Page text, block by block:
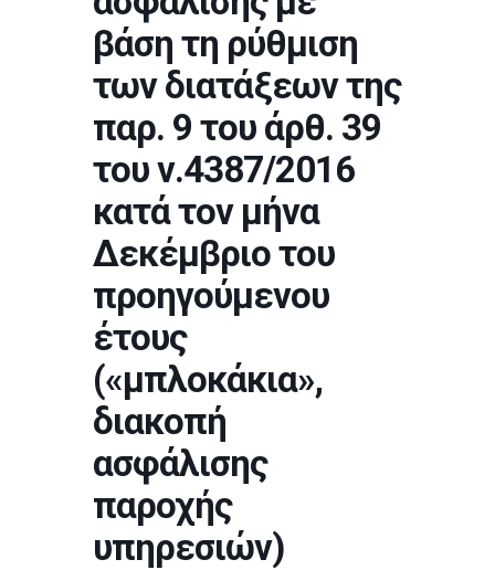
βάση τη ρύθμιση
των διατάξεων της
παρ. 9 του άρθ. 39
του ν.4387/2016
κατά τον μήνα
Δεκέμβριο του
προηγούμενου
έτους
(«μπλοκάκια»,
διακοπή
ασφάλισης
παροχής
υπηρεσιών)